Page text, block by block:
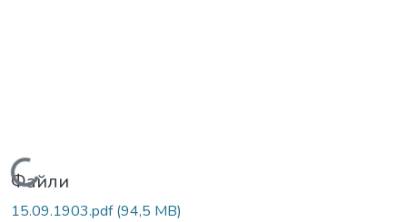
Вантажиться...
Файли
15.09.1903.pdf(94,5 MB)